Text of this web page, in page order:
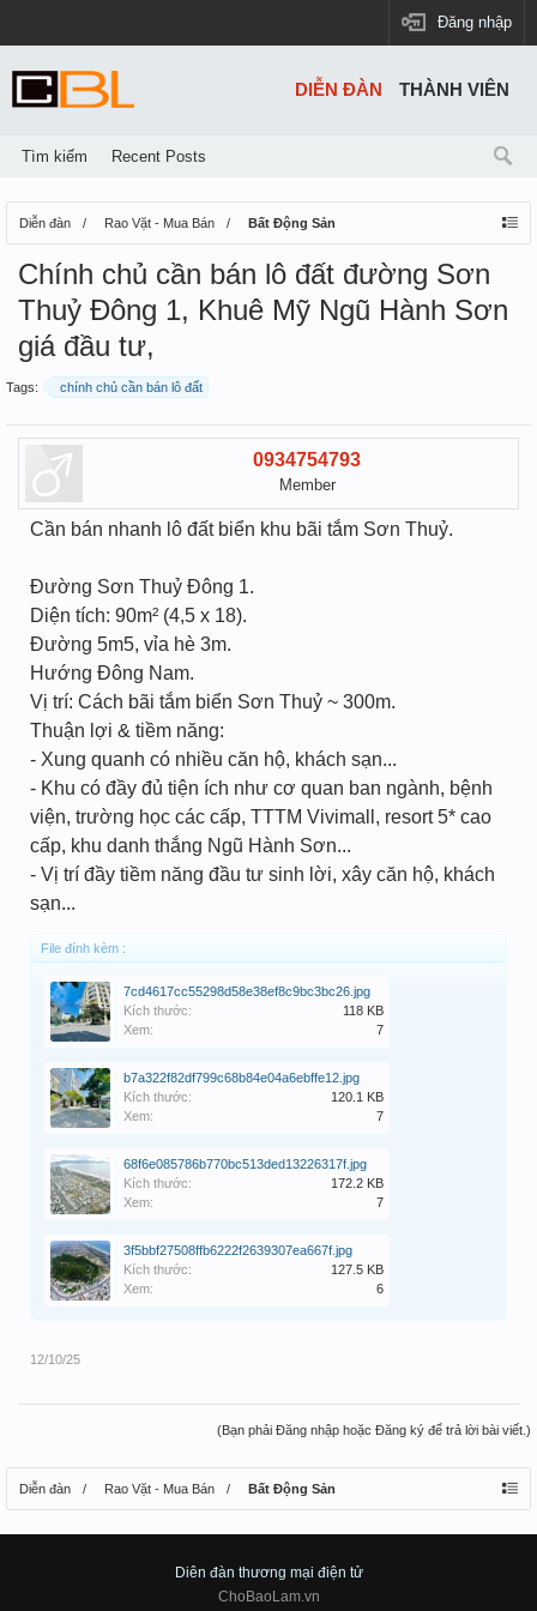
Đăng nhập
Diễn đàn Rao Vặt - Mua Bán Bất Động Sản
Chính chủ cần bán lô đất đường Sơn
Thuỷ Đông 1, Khuê Mỹ Ngũ Hành Sơn
giá đầu tư,
Tags: chính chủ cần bán lô đất
0934754793
Member
Cần bán nhanh lô đất biển khu bãi tắm Sơn Thuỷ.
Đường Sơn Thuỷ Đông 1.
Diện tích: 90m² (4,5 x 18).
Đường 5m5, vỉa hè 3m.
Hướng Đông Nam.
Vị trí: Cách bãi tắm biển Sơn Thuỷ ~ 300m.
Thuận lợi & tiềm năng:
- Xung quanh có nhiều căn hộ, khách sạn...
- Khu có đầy đủ tiện ích như cơ quan ban ngành, bệnh
viện, trường học các cấp, TTTM Vivimall, resort 5* cao
cấp, khu danh thắng Ngũ Hành Sơn...
- Vị trí đầy tiềm năng đầu tư sinh lời, xây căn hộ, khách
sạn...
File đính kèm :
7cd4617cc55298d58e38ef8c9bc3bc26.jpg
Kích thước:
118 KB
Xem:
7
b7a322f82df799c68b84e04a6ebffe12.jpg
Kích thước:
120.1 KB
Xem:
7
68f6e085786b770bc513ded13226317f.jpg
Kích thước:
172.2 KB
Xem:
7
3f5bbf27508ffb6222f2639307ea667f.jpg
Kích thước:
127.5 KB
Xem:
6
12/10/25
(Bạn phải Đăng nhập hoặc Đăng ký để trả lời bài viết.)
Diễn đàn Rao Vặt - Mua Bán Bất Động Sản
DIỄN ĐÀN
Tìm kiếm Recent Posts
THÀNH VIÊN
Diên đàn thương mại điện tử
ChoBaoLam.vn